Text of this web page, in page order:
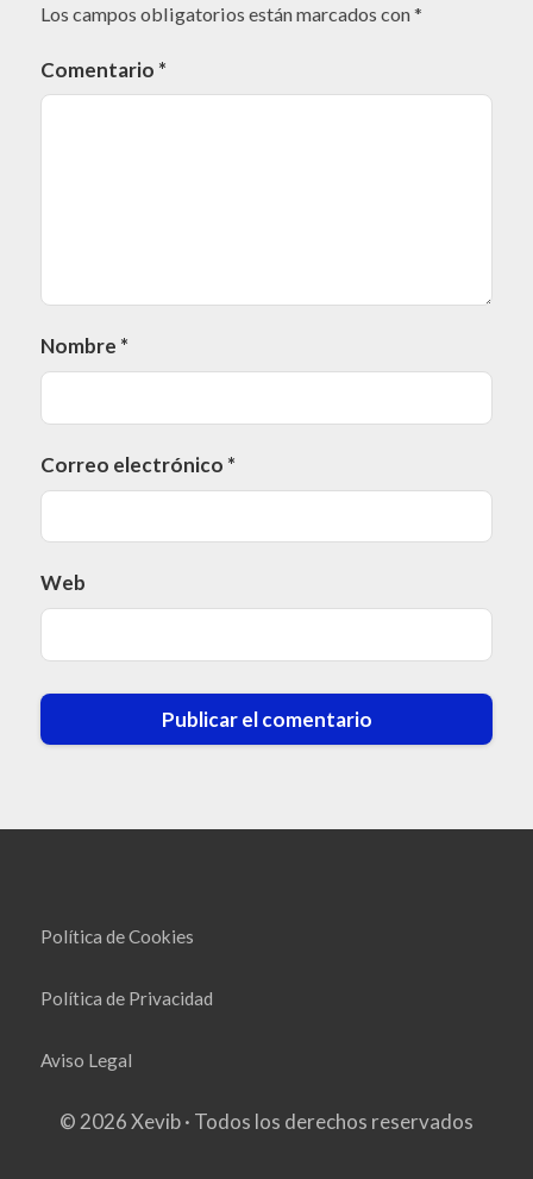
Los campos obligatorios están marcados con*
Comentario *
Nombre *
Correo electrónico *
Web
Política de Cookies
Política de Privacidad
Aviso Legal
© 2026 Xevib · Todos los derechos reservados